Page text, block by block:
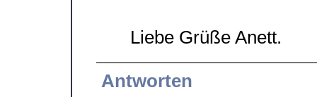
Liebe Grüße Anett.
Antworten